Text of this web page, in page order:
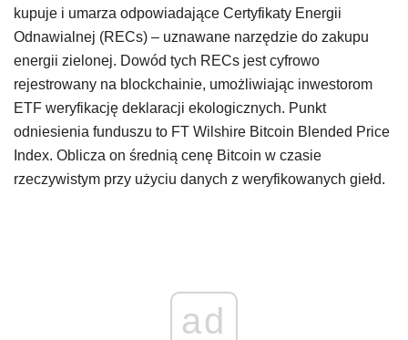
kupuje i umarza odpowiadające Certyfikaty Energii
Odnawialnej (RECs) – uznawane narzędzie do zakupu
energii zielonej. Dowód tych RECs jest cyfrowo
rejestrowany na blockchainie, umożliwiając inwestorom
ETF weryfikację deklaracji ekologicznych. Punkt
odniesienia funduszu to FT Wilshire Bitcoin Blended Price
Index. Oblicza on średnią cenę Bitcoin w czasie
rzeczywistym przy użyciu danych z weryfikowanych giełd.
ad